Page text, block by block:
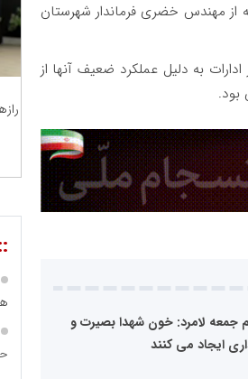
از مهندس خضری فرماندار شهرستان
به دلیل عملکرد ضعیف آنها از
بود.
جمعه لامرد: خون شهدا بصیرت و
ایجاد می کنند